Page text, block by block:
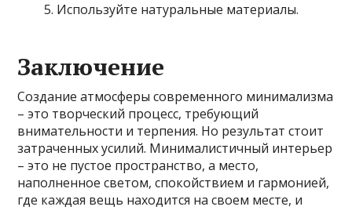
Используйте натуральные материалы.
Заключение
Создание атмосферы современного минимализма
– это творческий процесс, требующий
внимательности и терпения. Но результат стоит
затраченных усилий. Минималистичный интерьер
– это не пустое пространство, а место,
наполненное светом, спокойствием и гармонией,
где каждая вещь находится на своем месте, и